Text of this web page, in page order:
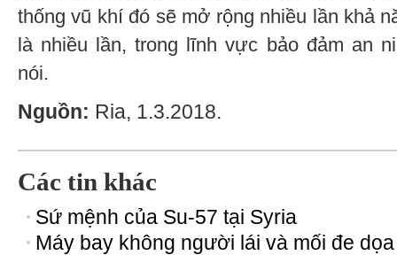
thống vũ khí đó sẽ mở rộng nhiều lần khả
là nhiều lần, trong lĩnh vực bảo đảm an
nói.
Nguồn: Ria, 1.3.2018.
Các tin khác
Sứ mệnh của Su-57 tại Syria
Máy bay không người lái và mối đe dọa